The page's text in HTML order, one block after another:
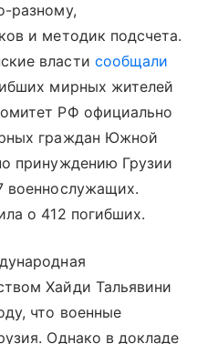
разному,
и методик подсчета.
власти сообщали
мирных жителей
РФ официально
граждан Южной
принуждению Грузии
военнослужащих.
о 412 погибших.
Хайди Тальявини
что военные
Однако в докладе